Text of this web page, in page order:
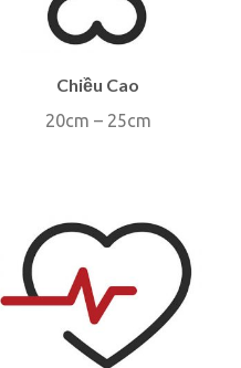
Chiều Cao
20cm – 25cm